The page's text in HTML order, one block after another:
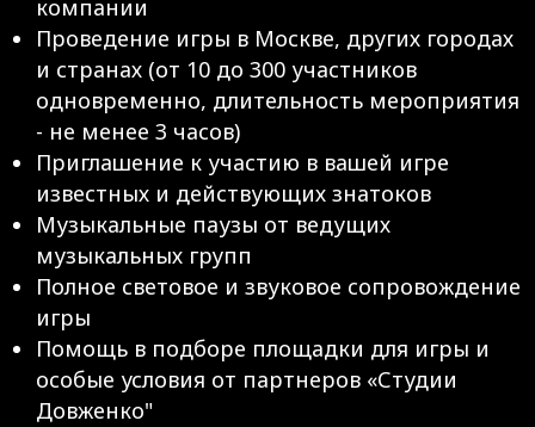
компании
Проведение игры в Москве, других городах
и странах (от 10 до 300 участников
одновременно, длительность мероприятия
- не менее 3 часов)
Приглашение к участию в вашей игре
известных и действующих знатоков
Музыкальные паузы от ведущих
музыкальных групп
Полное световое и звуковое сопровождение
игры
Помощь в подборе площадки для игры и
особые условия от партнеров «Студии
Довженко"